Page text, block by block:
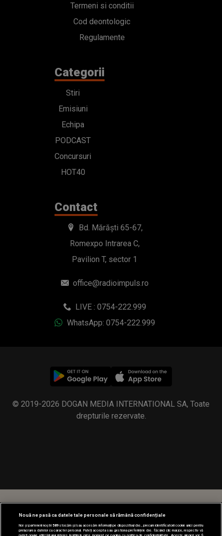
Termeni si conditii
Cod deontologic
Regulamente
Categorii
Stiri
Emisiuni
Echipa
PODCAST
Concursuri
HOT40
Contact
Bd. Mărăști 65-67,
Romexpo Intrarea C,
Pavilion T, sector 1
office@radioimpuls.ro
LIVE : 0754-222.999
WhatsApp: 0754-222.999
© 2019-2026 DOGAN MEDIA INTERNATIONAL SA, Toate
drepturile rezervate.
Nouă ne pasă ca datele tale personale să rămână confidențiale
Noi și partenerii noștri589stocăm și/sau accesăm informații pe dispozitivul dvs., precum identificatorii cookie unici pentru
prelucrarea datelor cu caracter personal. Puteți accepta sau gestiona preferințele dvs. făcând clic mai jos, respectiv vă
puteți opune utilizării unui interes legitim în orice moment pe pagina cu politica de confidențialitate. Aceste alegeri vor fi